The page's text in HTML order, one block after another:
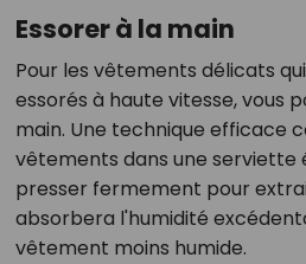
Essorer à la main
Pour les vêtements délicats
essorés à haute vitesse, vous
main. Une technique efficace
vêtements dans une serviette
presser fermement pour
absorbera l'humidité
vêtement moins humide.